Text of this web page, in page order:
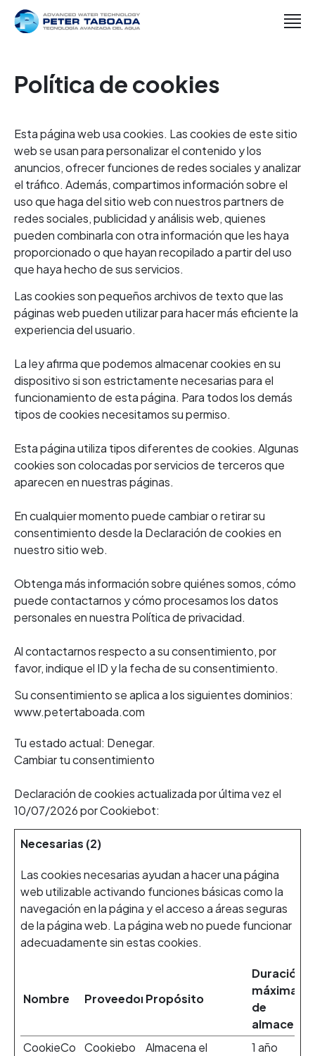
Política de cookies
Esta página web usa cookies. Las cookies de este sitio
web se usan para personalizar el contenido y los
anuncios, ofrecer funciones de redes sociales y analizar
el tráfico. Además, compartimos información sobre el
uso que haga del sitio web con nuestros partners de
redes sociales, publicidad y análisis web, quienes
pueden combinarla con otra información que les haya
proporcionado o que hayan recopilado a partir del uso
que haya hecho de sus servicios.
Las cookies son pequeños archivos de texto que las
páginas web pueden utilizar para hacer más eficiente la
experiencia del usuario.
La ley afirma que podemos almacenar cookies en su
dispositivo si son estrictamente necesarias para el
funcionamiento de esta página. Para todos los demás
tipos de cookies necesitamos su permiso.
Esta página utiliza tipos diferentes de cookies. Algunas
cookies son colocadas por servicios de terceros que
aparecen en nuestras páginas.
En cualquier momento puede cambiar o retirar su
consentimiento desde la Declaración de cookies en
nuestro sitio web.
Obtenga más información sobre quiénes somos, cómo
puede contactarnos y cómo procesamos los datos
personales en nuestra Política de privacidad.
Al contactarnos respecto a su consentimiento, por
favor, indique el ID y la fecha de su consentimiento.
Su consentimiento se aplica a los siguientes dominios:
www.petertaboada.com
Tu estado actual: Denegar.
Cambiar tu consentimiento
Declaración de cookies actualizada por última vez el
10/07/2026 porCookiebot:
Necesarias (2)
Las cookies necesarias ayudan a hacer una página
web utilizable activando funciones básicas como la
navegación en la página y el acceso a áreas seguras
de la página web. La página web no puede funcionar
adecuadamente sin estas cookies.
Nombre Proveedor Propósito
Duración
máxima
de
CookieCo
Cookiebo
Almacena el
1 año